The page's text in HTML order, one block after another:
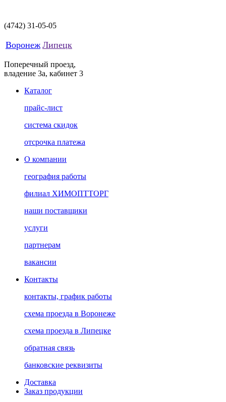
(4742) 31-05-05
Воронеж Липецк
Поперечный проезд,
владение 3а, кабинет 3
Каталог
прайс-лист
система скидок
отсрочка платежа
О компании
география работы
филиал ХИМОПТТОРГ
наши поставщики
услуги
партнерам
вакансии
Контакты
контакты, график работы
схема проезда в Воронеже
схема проезда в Липецке
обратная связь
банковские реквизиты
Доставка
Заказ продукции